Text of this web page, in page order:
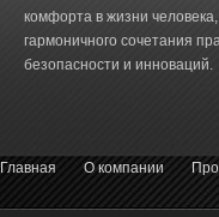
комфорта в жизни
гармоничного сочетания
безопасности и инноваций.
Главная О компании